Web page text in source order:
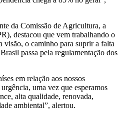
da Comissão de Agricultura, a
destacou que vem trabalhando o
visão, o caminho para suprir a falta
passa pela regulamentação dos
em relação aos nossos
uma vez que esperamos
alta qualidade, renovada,
ambiental”, alertou.